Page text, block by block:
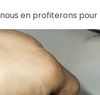
nous en profiterons